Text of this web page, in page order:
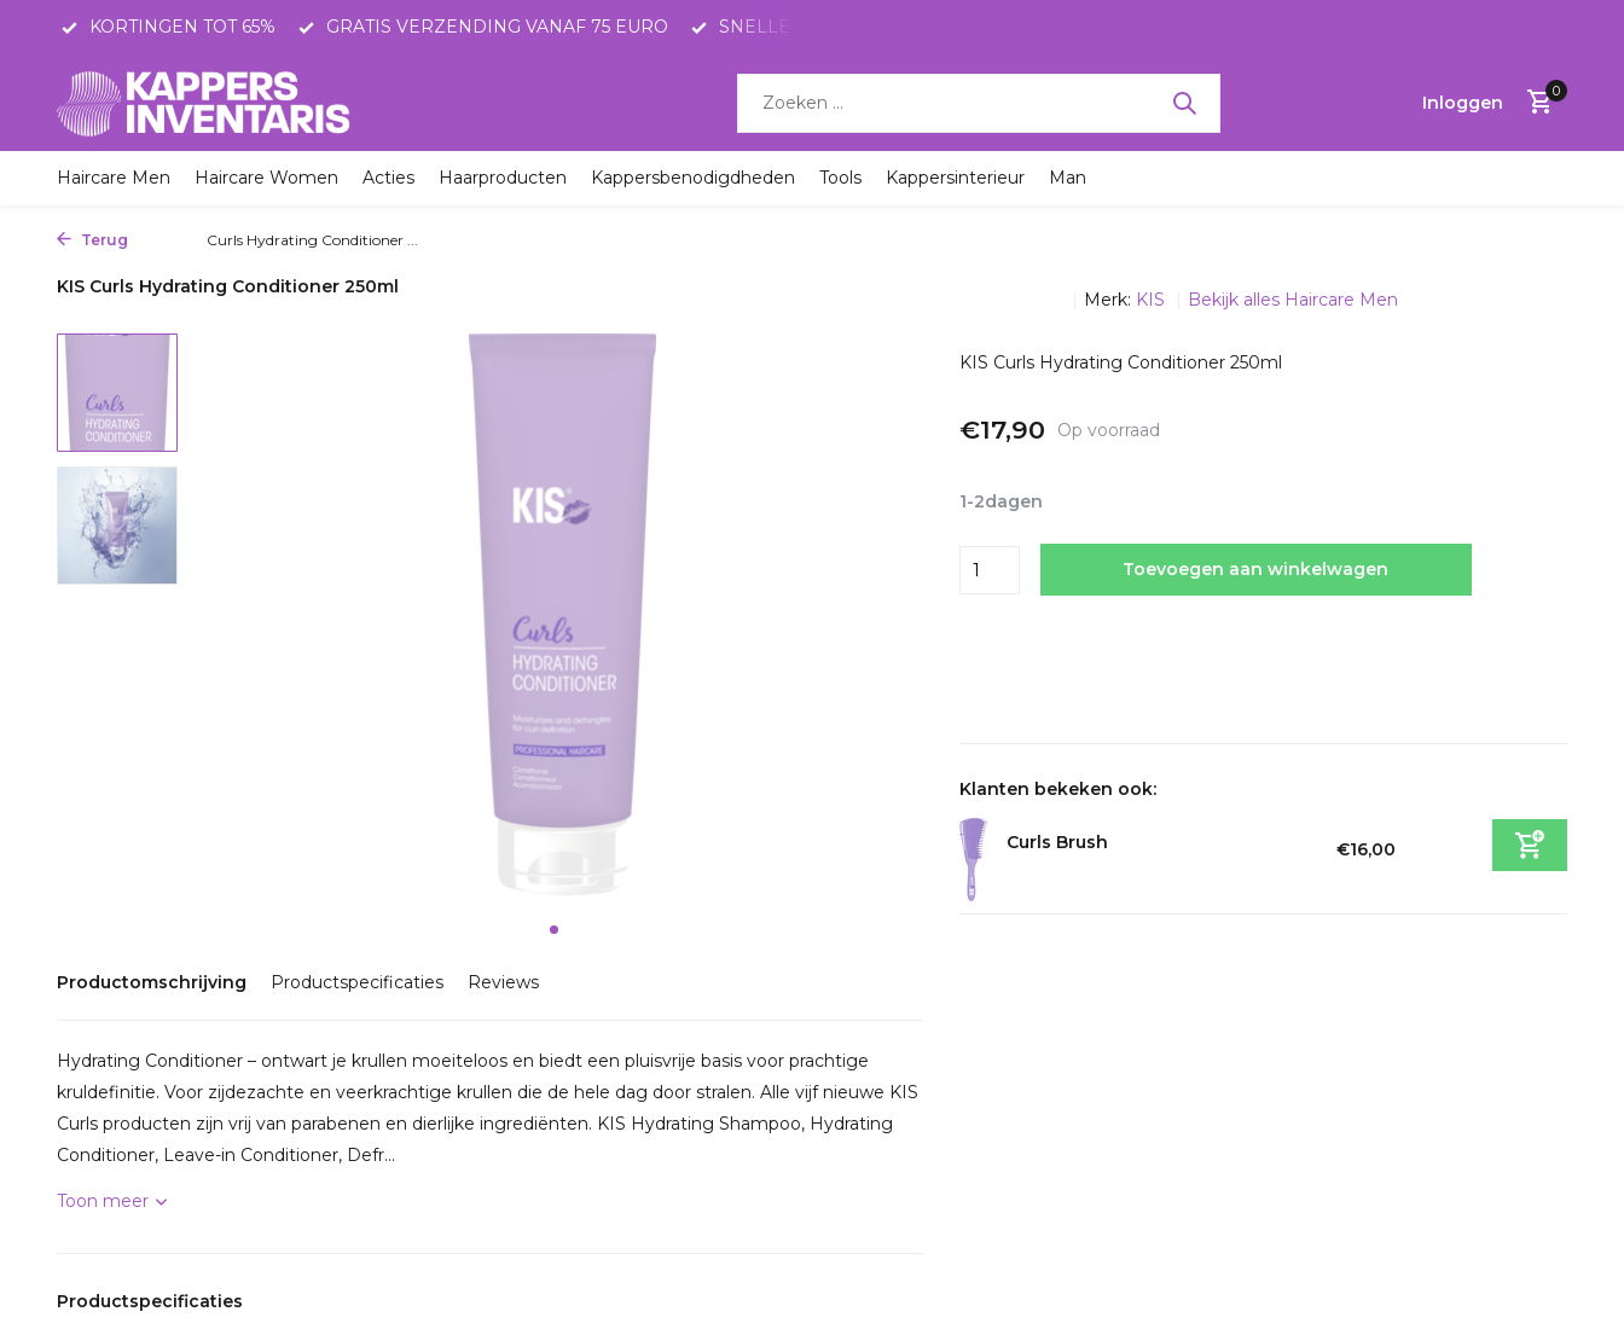
KORTINGEN TOT 65% GRATIS VERZENDING VANAF 75 EURO SNELLE LEVERING MET POSTNL
Inloggen
0
Haircare Men Haircare Women Acties Haarproducten Kappersbenodigdheden Tools Kappersinterieur Man
Terug Curls Hydrating Conditioner ...
KIS Curls Hydrating Conditioner 250ml
Productomschrijving Productspecificaties Reviews
Hydrating Conditioner – ontwart je krullen moeiteloos en biedt een pluisvrije basis voor prachtige
kruldefinitie. Voor zijdezachte en veerkrachtige krullen die de hele dag door stralen. Alle vijf nieuwe KIS
Curls producten zijn vrij van parabenen en dierlijke ingrediënten. KIS Hydrating Shampoo, Hydrating
Conditioner, Leave-in Conditioner, Defr...
Toon meer
Productspecificaties
Merk: KIS Bekijk alles Haircare Men
KIS Curls Hydrating Conditioner 250ml
€17,90 Op voorraad
1-2dagen
Toevoegen aan winkelwagen
Klanten bekeken ook:
Curls Brush €16,00